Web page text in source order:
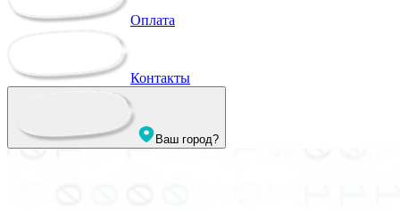
Оплата
Контакты
Ваш город?